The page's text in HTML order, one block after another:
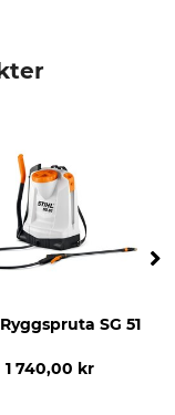
SG 51
1 740,00 kr